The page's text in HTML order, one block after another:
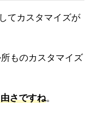
てカスタマイズが
ものカスタマイズ
さですね。